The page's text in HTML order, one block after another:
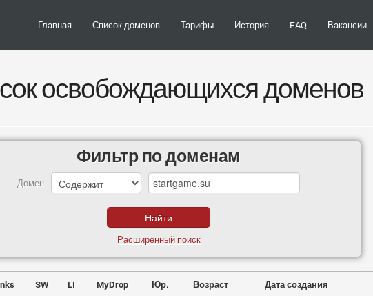
Главная Список доменов Тарифы История FAQ Вакансии
освобождающихся доменов
Фильтр по доменам
Домен
Расширенный поиск
SW LI MyDrop Юр. Возраст Дата создания